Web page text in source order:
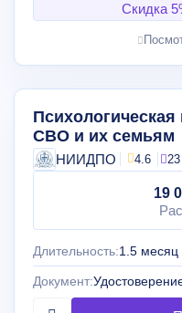
Скидка
СВО и их семьям
НИИДПО 4.6 23
19
Длительность:1.5 месяц
Документ: